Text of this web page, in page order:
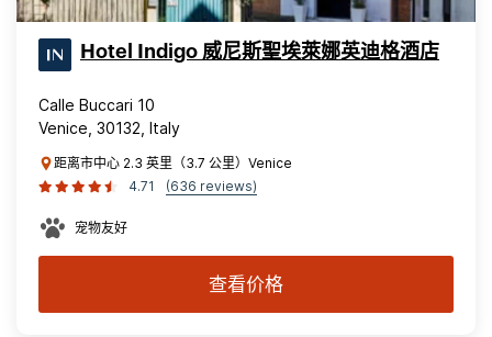
Hotel Indigo 威尼斯聖埃萊娜英迪格酒店
Calle Buccari 10
Venice, 30132, Italy
距离市中心 2.3 英里（3.7 公里）Venice
4.71
(636 reviews)
宠物友好
查看价格